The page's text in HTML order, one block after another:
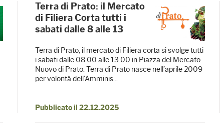
Terra di Prato: il Mercato
di Filiera Corta tutti i
sabati dalle 8 alle 13
Terra di Prato, il mercato di Filiera corta si svolge tutti
i sabati dalle 08.00 alle 13.00 in Piazza del Mercato
Nuovo di Prato. Terra di Prato nasce nell’aprile 2009
per volontà dell’Amminis...
Pubblicato il 22.12.2025